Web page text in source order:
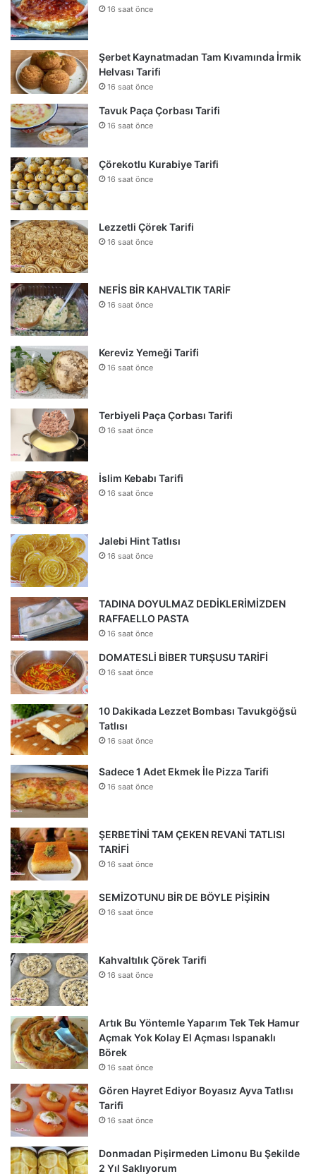
16 saat önce
Şerbet Kaynatmadan Tam Kıvamında İrmik
Helvası Tarifi
16 saat önce
Tavuk Paça Çorbası Tarifi
16 saat önce
Çörekotlu Kurabiye Tarifi
16 saat önce
Lezzetli Çörek Tarifi
16 saat önce
NEFİS BİR KAHVALTIK TARİF
16 saat önce
Kereviz Yemeği Tarifi
16 saat önce
Terbiyeli Paça Çorbası Tarifi
16 saat önce
İslim Kebabı Tarifi
16 saat önce
Jalebi Hint Tatlısı
16 saat önce
TADINA DOYULMAZ DEDİKLERİMİZDEN
RAFFAELLO PASTA
16 saat önce
DOMATESLİ BİBER TURŞUSU TARİFİ
16 saat önce
10 Dakikada Lezzet Bombası Tavukgöğsü
Tatlısı
16 saat önce
Sadece 1 Adet Ekmek İle Pizza Tarifi
16 saat önce
ŞERBETİNİ TAM ÇEKEN REVANİ TATLISI
TARİFİ
16 saat önce
SEMİZOTUNU BİR DE BÖYLE PİŞİRİN
16 saat önce
Kahvaltılık Çörek Tarifi
16 saat önce
Artık Bu Yöntemle Yaparım Tek Tek Hamur
Açmak Yok Kolay El Açması Ispanaklı
Börek
16 saat önce
Gören Hayret Ediyor Boyasız Ayva Tatlısı
Tarifi
16 saat önce
Donmadan Pişirmeden Limonu Bu Şekilde
2 Yıl Saklıyorum